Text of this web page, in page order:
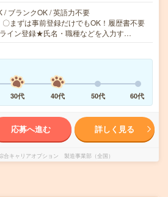
/ ブランクOK / 英語力不要
まずは事前登録だけでもOK！履歴書不要
イン登録★氏名・職種などを入力す…
30代 40代 50代 60代
応募へ進む 詳しく見る
合キャリアオプション 製造事業部（全国）